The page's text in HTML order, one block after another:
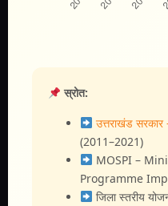
स्रोत:
उत्तराखंड सरकार
(2011–2021)
MOSPI –
Programme
जिला स्तरीय